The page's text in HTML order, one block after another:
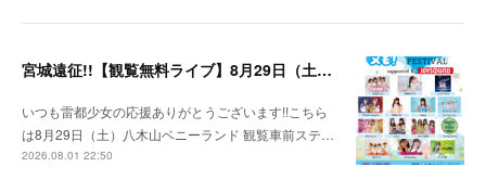
宮城遠征!!【観覧無料ライブ】8月29日（土）八木山ベニーランド
いつも雷都少女の応援ありがとうございます!!こちら
は8月29日（土）八木山ベニーランド 観覧車前ステ…
2026.08.01 22:50